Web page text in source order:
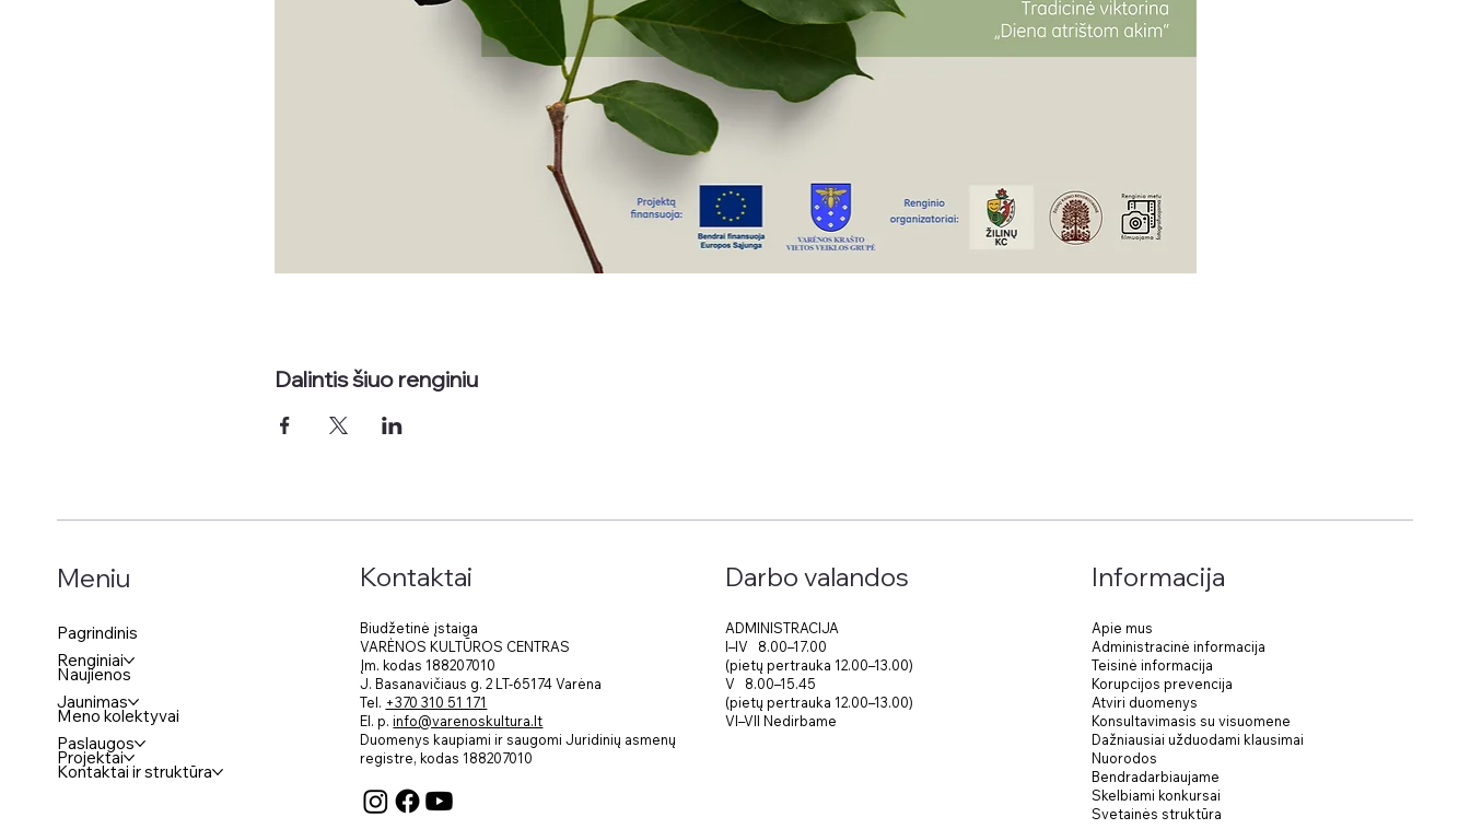
Dalintis šiuo renginiu
Meniu
Pagrindinis
Renginiai
Naujienos
Jaunimas
Meno kolektyvai
Paslaugos
Projektai
Kontaktai ir struktūra
Kontaktai
Biudžetinė įstaiga
VARĖNOS KULTŪROS CENTRAS
Įm. kodas 188207010
J. Basanavičiaus g. 2 LT-65174 Varėna
Tel. +370 310 51 171
El. p.info@varenoskultura.lt
Duomenys kaupiami ir saugomi Juridinių asmenų
registre, kodas 188207010
Darbo valandos
ADMINISTRACIJA
I–IV 8.00–17.00
(pietų pertrauka 12.00–13.00)
V 8.00–15.45
(pietų pertrauka 12.00–13.00)
VI–VII Nedirbame
Informacija
Apie mus
Administracinė informacija
Teisinė informacija
Korupcijos prevencija
Atviri duomenys
Konsultavimasis su visuomene
Dažniausiai užduodami klausimai
Nuorodos
Bendradarbiaujame
Skelbiami konkursai
Svetainės struktūra